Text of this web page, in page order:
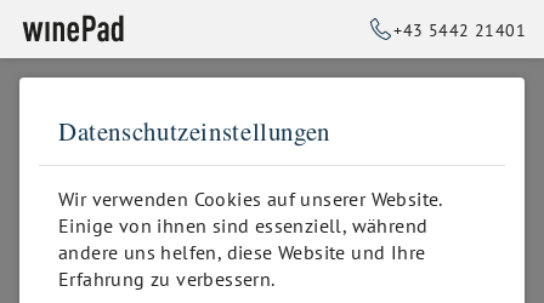
+43 5442 21401
➥ZURÜCK ZUR STARTSEITE
Sortimentskataloge
Datenschutzeinstellungen
Wir verwenden Cookies auf unserer Website.
Einige von ihnen sind essenziell, während
andere uns helfen, diese Website und Ihre
Erfahrung zu verbessern.